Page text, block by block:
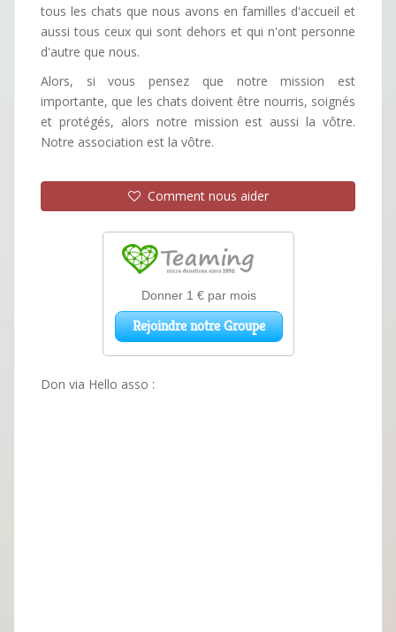
tous les chats que nous avons en familles d'accueil et
aussi tous ceux qui sont dehors et qui n'ont personne
d'autre que nous.
Alors, si vous pensez que notre mission est
importante, que les chats doivent être nourris, soignés
et protégés, alors notre mission est aussi la vôtre.
Notre association est la vôtre.
Comment nous aider
Don via Hello asso :